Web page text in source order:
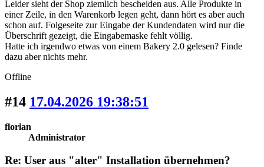
Leider sieht der Shop ziemlich bescheiden aus. Alle Produkte in
einer Zeile, in den Warenkorb legen geht, dann hört es aber auch
schon auf. Folgeseite zur Eingabe der Kundendaten wird nur die
Überschrift gezeigt, die Eingabemaske fehlt völlig.
Hatte ich irgendwo etwas von einem Bakery 2.0 gelesen? Finde
dazu aber nichts mehr.
Offline
#14 17.04.2026 19:38:51
florian
Administrator
Re: User aus "alter" Installation übernehmen?